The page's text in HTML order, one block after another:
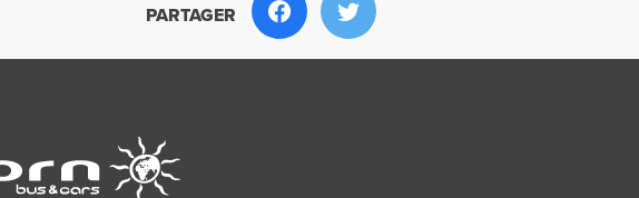
PARTAGER